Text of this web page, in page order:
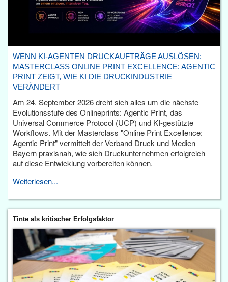
WENN KI-AGENTEN DRUCKAUFTRÄGE AUSLÖSEN:
MASTERCLASS ONLINE PRINT EXCELLENCE: AGENTIC
PRINT ZEIGT, WIE KI DIE DRUCKINDUSTRIE
VERÄNDERT
Am 24. September 2026 dreht sich alles um die nächste
Evolutionsstufe des Onlineprints: Agentic Print, das
Universal Commerce Protocol (UCP) und KI-gestützte
Workflows. Mit der Masterclass "Online Print Excellence:
Agentic Print" vermittelt der Verband Druck und Medien
Bayern praxisnah, wie sich Druckunternehmen erfolgreich
auf diese Entwicklung vorbereiten können.
Weiterlesen...
Tinte als kritischer Erfolgsfaktor